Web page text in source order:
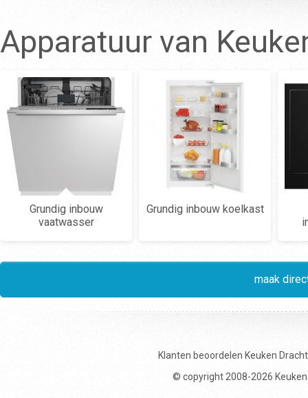
Apparatuur van
Grundig inbouw
vaatwasser
Grundig inbouw koelkast
maak
Klanten beoordelen Keuken
© copyright 2008-2026